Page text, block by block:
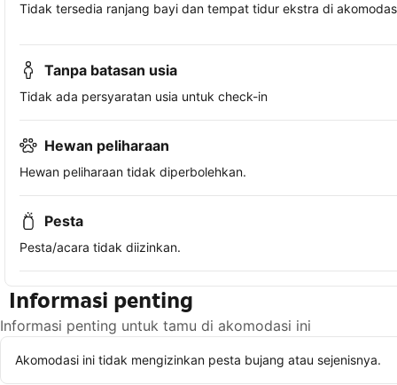
Tidak tersedia ranjang bayi dan tempat tidur ekstra di
Tanpa batasan usia
Tidak ada persyaratan usia untuk check-in
Hewan peliharaan
Hewan peliharaan tidak diperbolehkan.
Pesta
Pesta/acara tidak diizinkan.
Informasi penting
Informasi penting untuk tamu di akomodasi ini
Akomodasi ini tidak mengizinkan pesta bujang atau sejenisnya.